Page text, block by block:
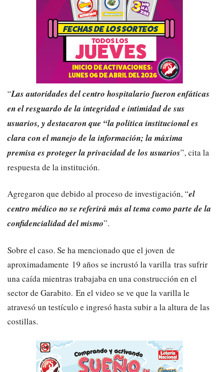
“Las autoridades del centro hospitalario fueron enfáticas
en el resguardo de la integridad e intimidad de sus
usuarios, y destacaron que “la política institucional es
clara con el manejo de la información; la máxima
premisa es proteger la privacidad de los usuarios”, cita la
respuesta de la institución.
Agregaron que debido al proceso de investigación, “el
centro médico no se referirá más al tema como parte de la
confidencialidad del mismo”.
Sobre el caso. Se ha mencionado que el joven de
aproximadamente 19 años se incrustó la varilla tras sufrir
una caída mientras trabajaba en una construcción en el
sector de Garabito. En el video se ve que la varilla le
atravesó un testículo e ingresó hasta subir a la altura de las
costillas.